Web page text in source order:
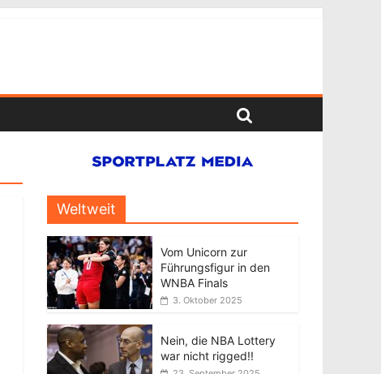
Weltweit
Vom Unicorn zur
Führungsfigur in den
WNBA Finals
3. Oktober 2025
Nein, die NBA Lottery
war nicht rigged!!